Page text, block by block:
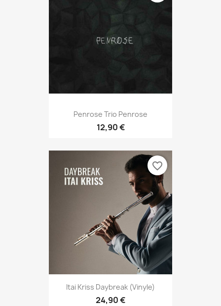
Penrose Trio Penrose
12,90 €
Itai Kriss Daybreak (vinyle)
24,90 €
favorite_border